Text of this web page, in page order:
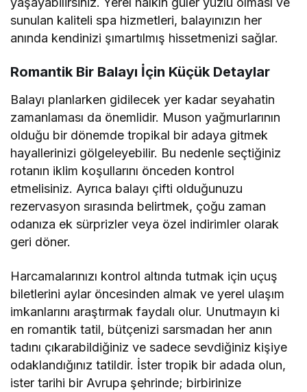
sunulan kaliteli spa hizmetleri, balayınızın her
anında kendinizi şımartılmış hissetmenizi sağlar.
Romantik Bir Balayı İçin Küçük Detaylar
Balayı planlarken gidilecek yer kadar seyahatin
zamanlaması da önemlidir. Muson yağmurlarının
olduğu bir dönemde tropikal bir adaya gitmek
hayallerinizi gölgeleyebilir. Bu nedenle seçtiğiniz
rotanın iklim koşullarını önceden kontrol
etmelisiniz. Ayrıca balayı çifti olduğunuzu
rezervasyon sırasında belirtmek, çoğu zaman
odanıza ek sürprizler veya özel indirimler olarak
geri döner.
Harcamalarınızı kontrol altında tutmak için uçuş
biletlerini aylar öncesinden almak ve yerel ulaşım
imkanlarını araştırmak faydalı olur. Unutmayın ki
en romantik tatil, bütçenizi sarsmadan her anın
tadını çıkarabildiğiniz ve sadece sevdiğiniz kişiye
odaklandığınız tatildir. İster tropik bir adada olun,
ister tarihi bir Avrupa şehrinde; birbirinize